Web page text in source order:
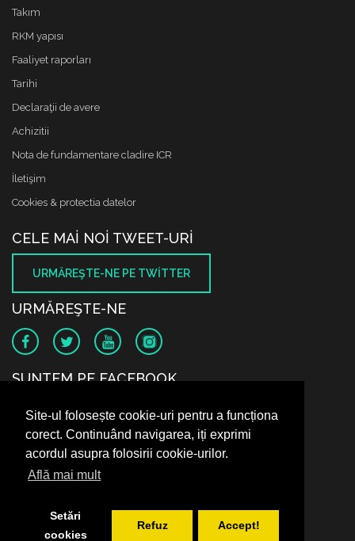
Site-ul folosește cookie-uri pentru a funcționa
corect. Continuând navigarea, iți exprimi
acordul asupra folosirii cookie-urilor.
Află mai mult
Setări
cookies
Refuz Accept!
Takım
RKM yapısı
Faaliyet raporları
Tarihi
Declaraţii de avere
Achizitii
Nota de fundamentare cladire ICR
İletişim
Cookies & protectia datelor
CELE MAI NOI TWEET-URI
URMĂREŞTE-NE PE TWITTER
URMĂREŞTE-NE
SUNTEM PE FACEBOOK